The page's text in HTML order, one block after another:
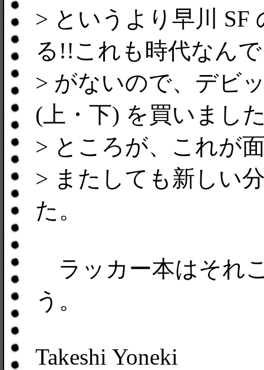
> というより早川 SF
る!!これも時代なん
> がないので、デビ
(上・下) を買いまし
> ところが、これが
> またしても新しい
た。
ラッカー本はそれ
う。
Takeshi Yoneki